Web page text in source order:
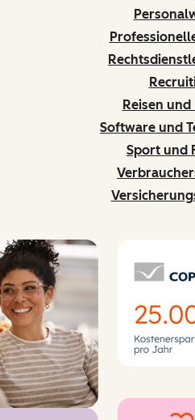
Reisen und
Software und
Sport und